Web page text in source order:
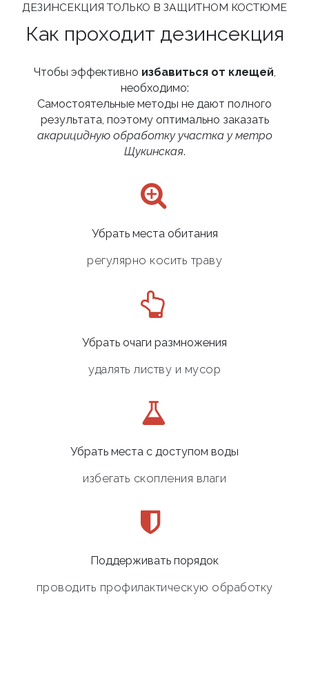
ДЕЗИНСЕКЦИЯ ТОЛЬКО В ЗАЩИТНОМ КОСТЮМЕ
Как проходит дезинсекция
Чтобы эффективно избавиться от клещей,
необходимо:
Самостоятельные методы не дают полного
результата, поэтому оптимально заказать
акарицидную обработку участка у метро
Щукинская.
Убрать места обитания
регулярно косить траву
Убрать очаги размножения
удалять листву и мусор
Убрать места с доступом воды
избегать скопления влаги
Поддерживать порядок
проводить профилактическую обработку